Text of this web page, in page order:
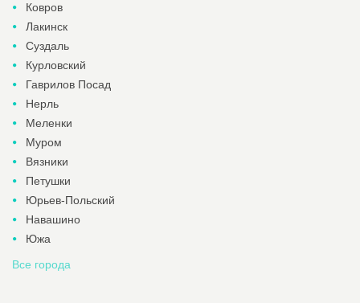
Ковров
Лакинск
Суздаль
Курловский
Гаврилов Посад
Нерль
Меленки
Муром
Вязники
Петушки
Юрьев-Польский
Навашино
Южа
Все города